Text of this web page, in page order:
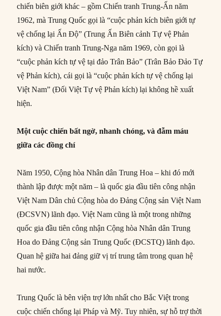
chiến biên giới khác – gồm Chiến tranh Trung-Ấn năm
1962, mà Trung Quốc gọi là “cuộc phản kích biên giới tự
vệ chống lại Ấn Độ” (Trung Ấn Biên cảnh Tự vệ Phản
kích) và Chiến tranh Trung-Nga năm 1969, còn gọi là
“cuộc phản kích tự vệ tại đảo Trân Bảo” (Trân Bảo Đảo Tự
vệ Phản kích), cái gọi là “cuộc phản kích tự vệ chống lại
Việt Nam” (Đối Việt Tự vệ Phản kích) lại không hề xuất
hiện.
Một cuộc chiến bất ngờ, nhanh chóng, và đẫm máu
giữa các đồng chí
Năm 1950, Cộng hòa Nhân dân Trung Hoa – khi đó mới
thành lập được một năm – là quốc gia đầu tiên công nhận
Việt Nam Dân chủ Cộng hòa do Đảng Cộng sản Việt Nam
(ĐCSVN) lãnh đạo. Việt Nam cũng là một trong những
quốc gia đầu tiên công nhận Cộng hòa Nhân dân Trung
Hoa do Đảng Cộng sản Trung Quốc (ĐCSTQ) lãnh đạo.
Quan hệ giữa hai đảng giữ vị trí trung tâm trong quan hệ
hai nước.
Trung Quốc là bên viện trợ lớn nhất cho Bắc Việt trong
cuộc chiến chống lại Pháp và Mỹ. Tuy nhiên, sự hỗ trợ thời